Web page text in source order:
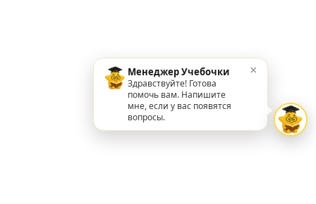
Менеджер Учебочки
Здравствуйте! Готова
помочь вам. Напишите
мне, если у вас появятся
вопросы.
×